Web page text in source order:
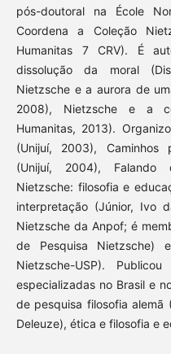
pós-doutoral na École
Coordena a Coleção
Humanitas 7 CRV). É
dissolução da moral
Nietzsche e a aurora de
2008), Nietzsche e a
Humanitas, 2013).
(Unijuí, 2003), Caminhos
(Unijuí, 2004), Falando
Nietzsche: filosofia e
interpretação (Júnior, Ivo
Nietzsche da Anpof; é
de Pesquisa Nietzsche)
Nietzsche-USP).
especializadas no Brasil e
de pesquisa filosofia alemã
Deleuze), ética e filosofia e